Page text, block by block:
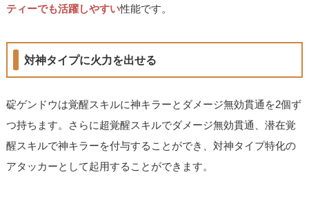
ティーでも活躍しやすい性能です。
対神タイプに火力を出せる
碇ゲンドウは覚醒スキルに神キラーとダメージ無効貫通を2個ず
つ持ちます。さらに超覚醒スキルでダメージ無効貫通、潜在覚
醒スキルで神キラーを付与することができ、対神タイプ特化の
アタッカーとして起用することができます。